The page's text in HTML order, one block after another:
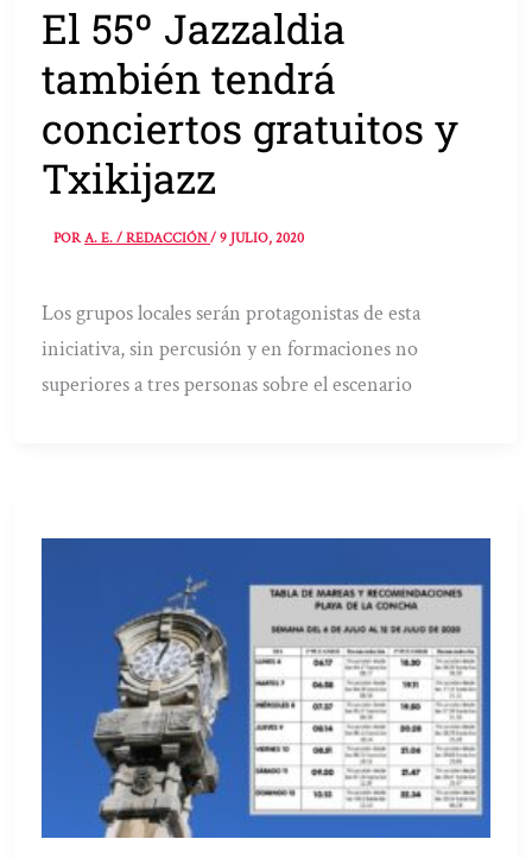
El 55º Jazzaldia
también tendrá
conciertos gratuitos y
Txikijazz
PORA. E. / REDACCIÓN/9 JULIO, 2020
Los grupos locales serán protagonistas de esta
iniciativa, sin percusión y en formaciones no
superiores a tres personas sobre el escenario